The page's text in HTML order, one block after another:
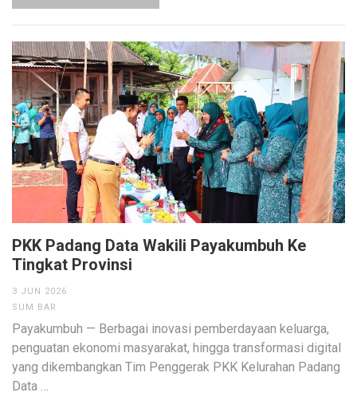
PKK Padang Data Wakili Payakumbuh Ke
Tingkat Provinsi
3 JUN 2026
SUM BAR
Payakumbuh — Berbagai inovasi pemberdayaan keluarga,
penguatan ekonomi masyarakat, hingga transformasi digital
yang dikembangkan Tim Penggerak PKK Kelurahan Padang
Data …